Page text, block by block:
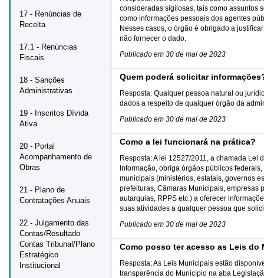
17 - Renúncias de
Receita
17.1 - Renúncias
Fiscais
18 - Sanções
Administrativas
19 - Inscritos Dívida
Ativa
20 - Portal
Acompanhamento de
Obras
21 - Plano de
Contratações Anuais
22 - Julgamento das
Contas/Resultado
Contas Tribunal/Plano
Estratégico
Institucional
consideradas sigilosas, tais como assuntos
como informações pessoais dos agentes
Nesses casos, o órgão é obrigado a
não fornecer o dado.
Publicado em 30 de mai de 2023
Quem poderá solicitar
Resposta: Qualquer pessoa natural ou
dados a respeito de qualquer órgão da
Publicado em 30 de mai de 2023
Como a lei funcionará na prática?
Resposta:A lei 12527/2011, a chamada Lei
Informação, obriga órgãos públicos
municipais (ministérios, estatais, governos
prefeituras, Câmaras Municipais, empresas
autarquias, RPPS etc.) a oferecer
suas atividades a qualquer pessoa que
Publicado em 30 de mai de 2023
Como posso ter acesso as Leis do
Resposta:As Leis Municipais estão
transparência do Município na aba